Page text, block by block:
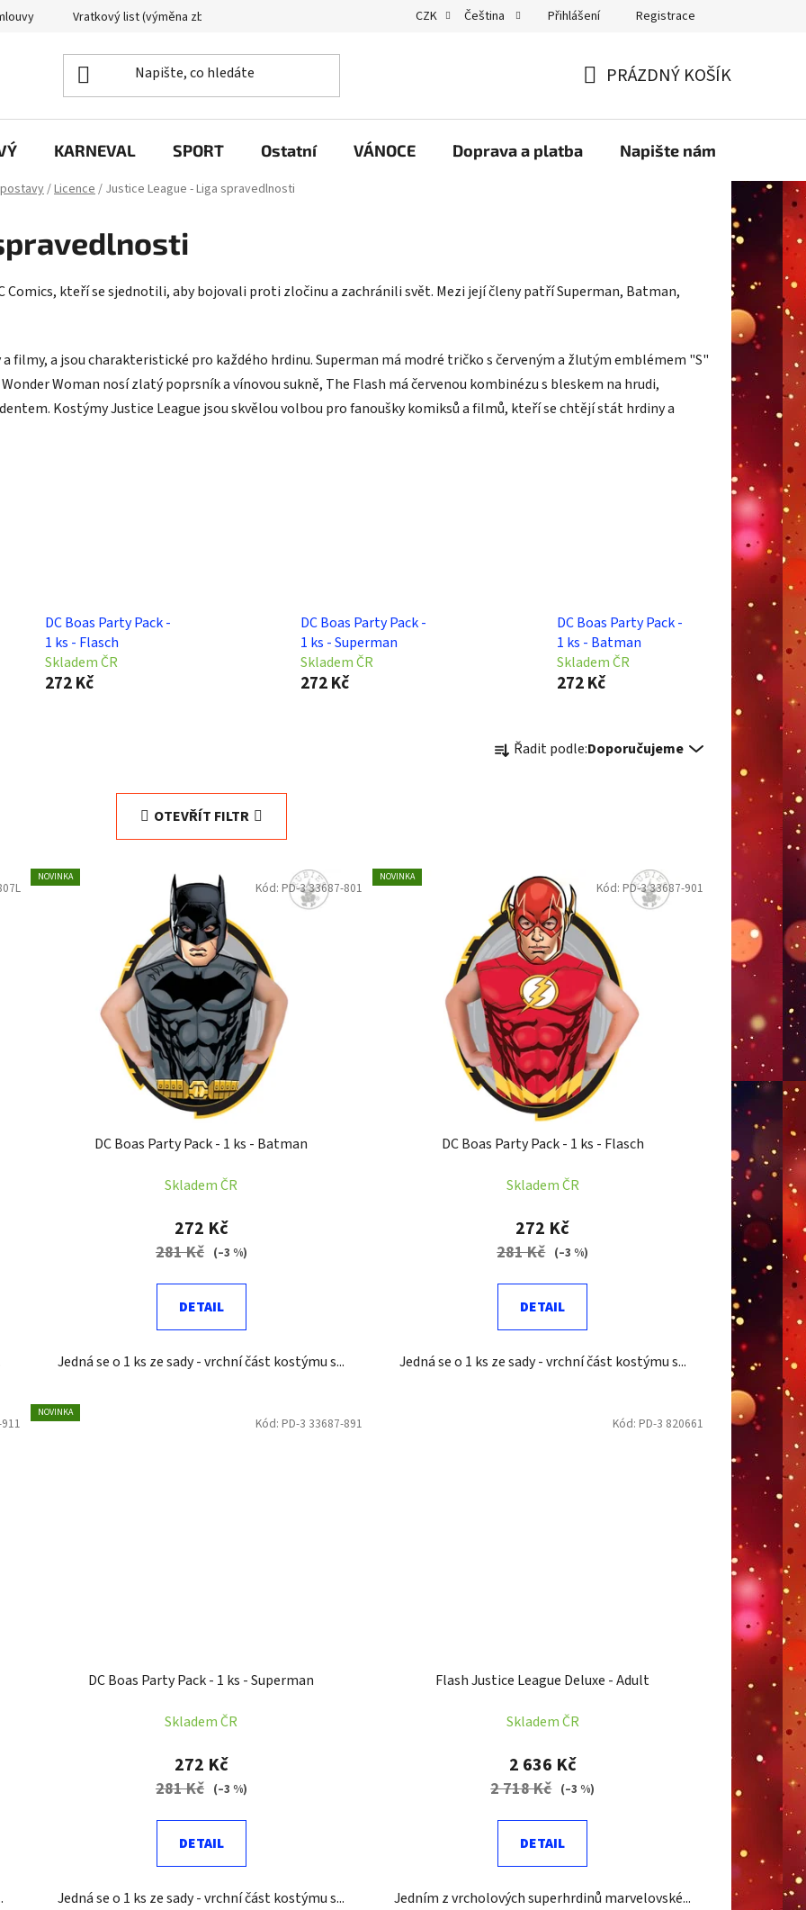
Vratkový list (výměna zboží) GDPR
CZK Čeština Přihlášení Registrace
KOŠÍK
PRÁZDNÝ KOŠÍK
KARNEVAL SPORT Ostatní VÁNOCE Doprava a platba Napište nám
/Licence/ Justice League - Liga spravedlnosti
Comics, kteří se sjednotili, aby bojovali proti zločinu a zachránili svět. Mezi její členy patří Superman, Batman,
filmy, a jsou charakteristické pro každého hrdinu. Superman má modré tričko s červeným a žlutým emblémem "S"
Woman nosí zlatý poprsník a vínovou sukně, The Flash má červenou kombinézu s bleskem na hrudi,
Kostýmy Justice League jsou skvělou volbou pro fanoušky komiksů a filmů, kteří se chtějí stát hrdiny a
DC Boas Party Pack -
1 ks - Flasch
Skladem ČR
272 Kč
DC Boas Party Pack -
1 ks - Superman
Skladem ČR
272 Kč
DC Boas Party Pack -
1 ks - Batman
Skladem ČR
272 Kč
a
r
o
d
u
k
t
ů
Řadit podle:Doporučujeme
OTEVŘÍT FILTR
NOVINKA
DC Boas Party Pack - 1 ks - Batman
Skladem ČR
272 Kč
281 Kč (–3 %)
DETAIL
Jedná se o 1 ks ze sady - vrchní část kostýmu s...
Kód: PD-3 33687-801
NOVINKA
DC Boas Party Pack - 1 ks - Flasch
Skladem ČR
272 Kč
281 Kč (–3 %)
DETAIL
Jedná se o 1 ks ze sady - vrchní část kostýmu s...
Kód: PD-3 33687-901
NOVINKA
DC Boas Party Pack - 1 ks - Superman
Skladem ČR
272 Kč
281 Kč (–3 %)
DETAIL
Jedná se o 1 ks ze sady - vrchní část kostýmu s...
Kód: PD-3 33687-891
Flash Justice League Deluxe - Adult
Skladem ČR
2 636 Kč
2 718 Kč (–3 %)
DETAIL
Jedním z vrcholových superhrdinů marvelovské...
Kód: PD-3 820661